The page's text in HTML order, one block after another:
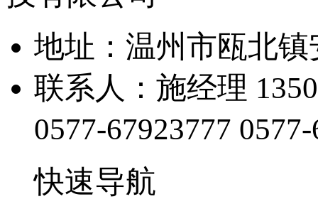
地址：温州市瓯北
联系人：施经理
0577-67923777
快速导航